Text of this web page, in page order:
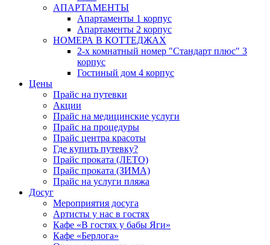
АПАРТАМЕНТЫ
Апартаменты 1 корпус
Апартаменты 2 корпус
НОМЕРА В КОТТЕДЖАХ
2-х комнатный номер "Стандарт плюс" 3
корпус
Гостиный дом 4 корпус
Цены
Прайс на путевки
Акции
Прайс на медицинские услуги
Прайс на процедуры
Прайс центра красоты
Где купить путевку?
Прайс проката (ЛЕТО)
Прайс проката (ЗИМА)
Прайс на услуги пляжа
Досуг
Мероприятия досуга
Артисты у нас в гостях
Кафе «В гостях у бабы Яги»
Кафе «Берлога»